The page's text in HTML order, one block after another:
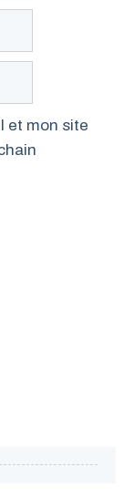
et mon site